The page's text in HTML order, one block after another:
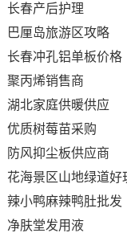
长春产后护理
巴厘岛旅游区攻略
长春冲孔铝单板价格
聚丙烯销售商
湖北家庭供暖供应
优质树莓苗采购
防风抑尘板供应商
花海景区山地绿道好
辣小鸭麻辣鸭肚批发
净肤堂发用液